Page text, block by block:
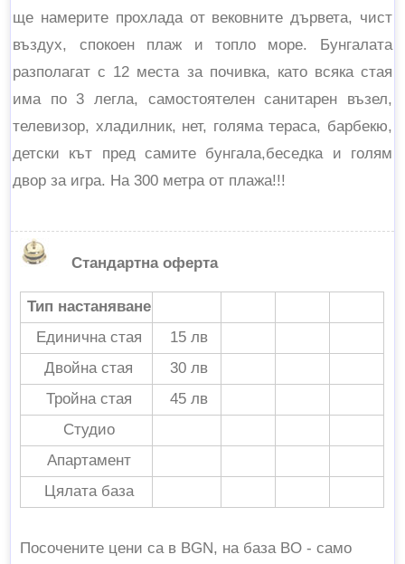
ще намерите прохлада от вековните дървета, чист
въздух, спокоен плаж и топло море. Бунгалата
разполагат с 12 места за почивка, като всяка стая
има по 3 легла, самостоятелен санитарен възел,
телевизор, хладилник, нет, голяма тераса, барбекю,
детски кът пред самите бунгала,беседка и голям
двор за игра. На 300 метра от плажа!!!
Стандартна оферта
Тип настаняване
Единична стая
15 лв
Двойна стая
30 лв
Тройна стая
45 лв
Студио
Апартамент
Цялата база
Посочените цени са в BGN, на база BO - само